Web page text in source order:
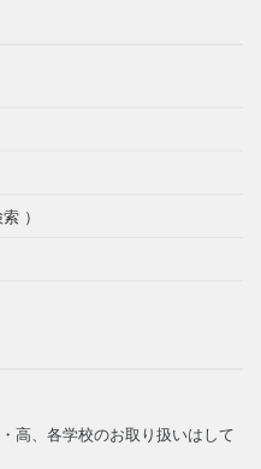
）
高、各学校のお取り扱いはして